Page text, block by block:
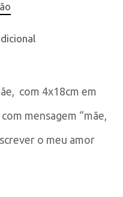
com 4x18cm em
mensagem “mãe,
o meu amor